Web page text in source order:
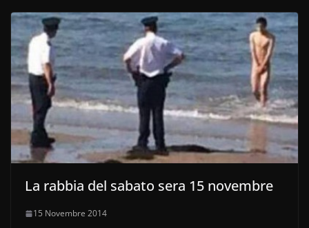
La rabbia del sabato sera 15 novembre
15 Novembre 2014